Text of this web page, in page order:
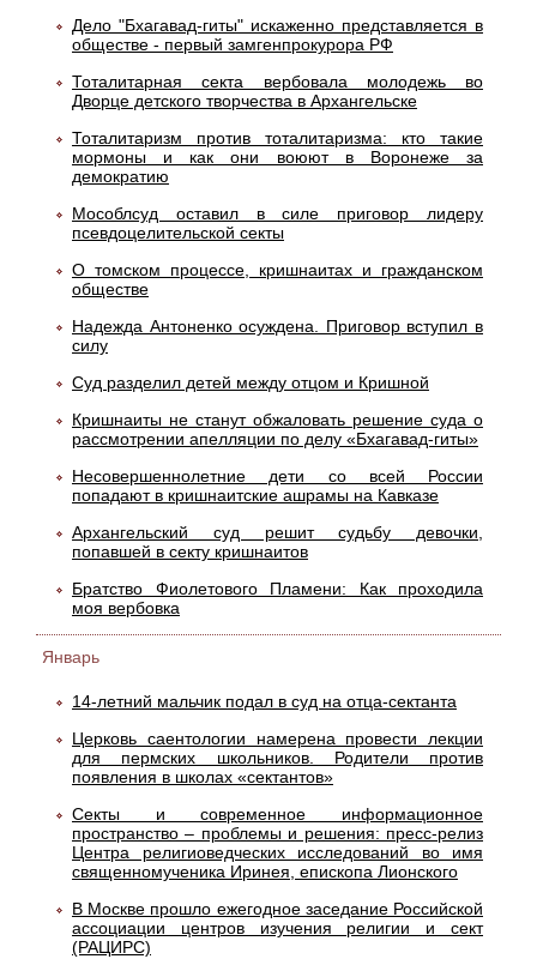
Дело "Бхагавад-гиты" искаженно представляется в
обществе - первый замгенпрокурора РФ
Тоталитарная секта вербовала молодежь во
Дворце детского творчества в Архангельске
Тоталитаризм против тоталитаризма: кто такие
мормоны и как они воюют в Воронеже за
демократию
Мособлсуд оставил в силе приговор лидеру
псевдоцелительской секты
О томском процессе, кришнаитах и гражданском
обществе
Надежда Антоненко осуждена. Приговор вступил в
силу
Суд разделил детей между отцом и Кришной
Кришнаиты не станут обжаловать решение суда о
рассмотрении апелляции по делу «Бхагавад-гиты»
Несовершеннолетние дети со всей России
попадают в кришнаитские ашрамы на Кавказе
Архангельский суд решит судьбу девочки,
попавшей в секту кришнаитов
Братство Фиолетового Пламени: Как проходила
моя вербовка
Январь
14-летний мальчик подал в суд на отца-сектанта
Церковь саентологии намерена провести лекции
для пермских школьников. Родители против
появления в школах «сектантов»
Cекты и современное информационное
пространство – проблемы и решения: пресс-релиз
Центра религиоведческих исследований во имя
священномученика Иринея, епископа Лионского
В Москве прошло ежегодное заседание Российской
ассоциации центров изучения религии и сект
(РАЦИРС)